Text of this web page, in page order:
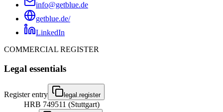
info@getblue.de
getblue.de/
LinkedIn
COMMERCIAL REGISTER
Legal essentials
Register entry legal.register
HRB 749511 (Stuttgart)